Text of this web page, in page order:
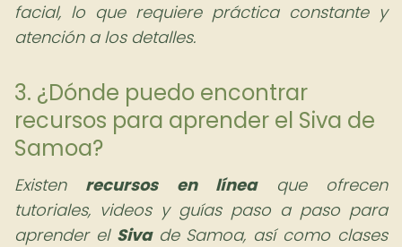
facial, lo que requiere práctica constante y
atención a los detalles.
3. ¿Dónde puedo encontrar
recursos para aprender el Siva de
Samoa?
Existen recursos en líneaque ofrecen
tutoriales, videos y guías paso a paso para
aprender el Sivade Samoa, así como clases